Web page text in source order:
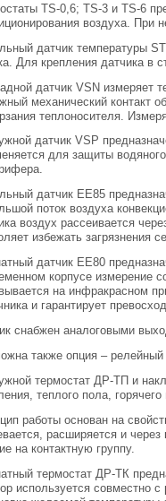
TS-0,6; TS-3 и TS-6
воздуха. При
датчик температуры
Для крепления датчика в
датчик VSN измеряет
механический контакт
теплоносителя.
датчик VSP
для защиты
датчик EE85
поток воздуха
воздух рассеивается
избежать загрязнения
датчик EE80
корпусе измерение
на инфракрасном
и гарантирует
снабжен аналоговыми
также опция –
термостат ДР-ТП и
теплого пола,
работы основан на
расширяется и
на контактную группу.
термостат ДР-ТК
используется совместно